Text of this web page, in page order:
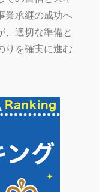
業承継の成功へ
、適切な準備と
りを確実に進む